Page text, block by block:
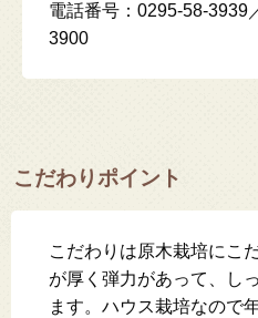
電話番号：0295-58-3939
3900
こだわりポイント
こだわりは原木栽培にこ
が厚く弾力があって、し
ます。ハウス栽培なので